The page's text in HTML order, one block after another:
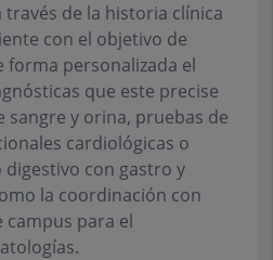
de la historia clínica
con el objetivo de
forma personalizada el
que este precise
sangre y orina, pruebas de
cardiológicas o
con gastro y
la coordinación con
campus para el